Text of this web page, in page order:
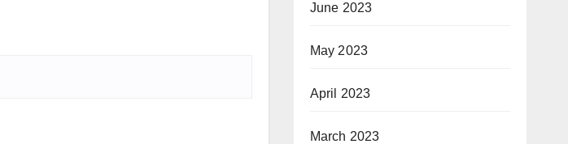
June 2023
May 2023
April 2023
March 2023